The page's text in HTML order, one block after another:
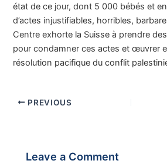
état de ce jour, dont 5 000 bébés et
d’actes injustifiables, horribles,
Centre exhorte la Suisse à prendre
pour condamner ces actes et œuvrer
résolution pacifique du conflit
PREVIOUS
Leave a Comment